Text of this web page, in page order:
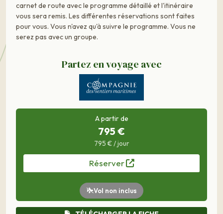
carnet de route avec le programme détaillé et l'itinéraire
vous sera remis. Les différentes réservations sont faites
pour vous. Vous n'avez qu'à suivre le programme. Vous ne
serez pas avec un groupe.
Partez en voyage avec
A partir de
795 €
795 € / jour
Réserver
Vol non inclus